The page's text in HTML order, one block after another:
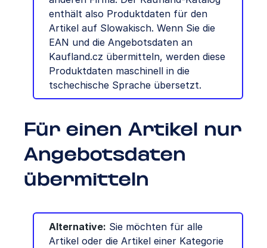
enthält also Produktdaten für den
Artikel auf Slowakisch. Wenn Sie die
EAN und die Angebotsdaten an
Kaufland.cz übermitteln, werden diese
Produktdaten maschinell in die
tschechische Sprache übersetzt.
Für einen Artikel nur
Angebotsdaten
übermitteln
Alternative: Sie möchten für alle
Artikel oder die Artikel einer Kategorie